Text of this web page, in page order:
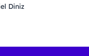
Diniz